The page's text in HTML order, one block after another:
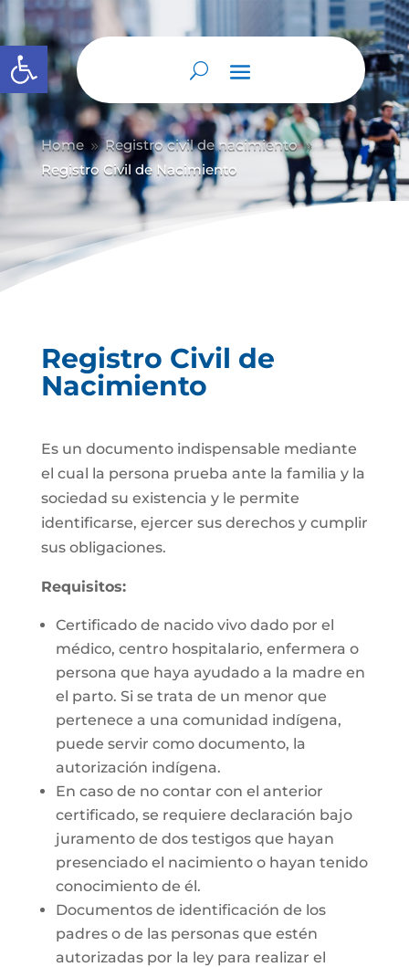
Abrir barra de herramientas
Home 9 Registro civil de nacimiento 9
Registro Civil de Nacimiento
Registro Civil de
Nacimiento
Es un documento indispensable mediante
el cual la persona prueba ante la familia y la
sociedad su existencia y le permite
identificarse, ejercer sus derechos y cumplir
sus obligaciones.
Requisitos:
Certificado de nacido vivo dado por el
médico, centro hospitalario, enfermera o
persona que haya ayudado a la madre en
el parto. Si se trata de un menor que
pertenece a una comunidad indígena,
puede servir como documento, la
autorización indígena.
En caso de no contar con el anterior
certificado, se requiere declaración bajo
juramento de dos testigos que hayan
presenciado el nacimiento o hayan tenido
conocimiento de él.
Documentos de identificación de los
padres o de las personas que estén
autorizadas por la ley para realizar el